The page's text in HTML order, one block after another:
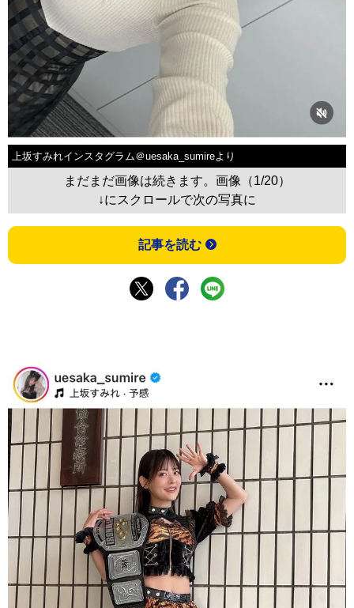
上坂すみれインスタグラム＠uesaka_sumireより
まだまだ画像は続きます。画像（1/20）
↓にスクロールで次の写真に
記事を読む